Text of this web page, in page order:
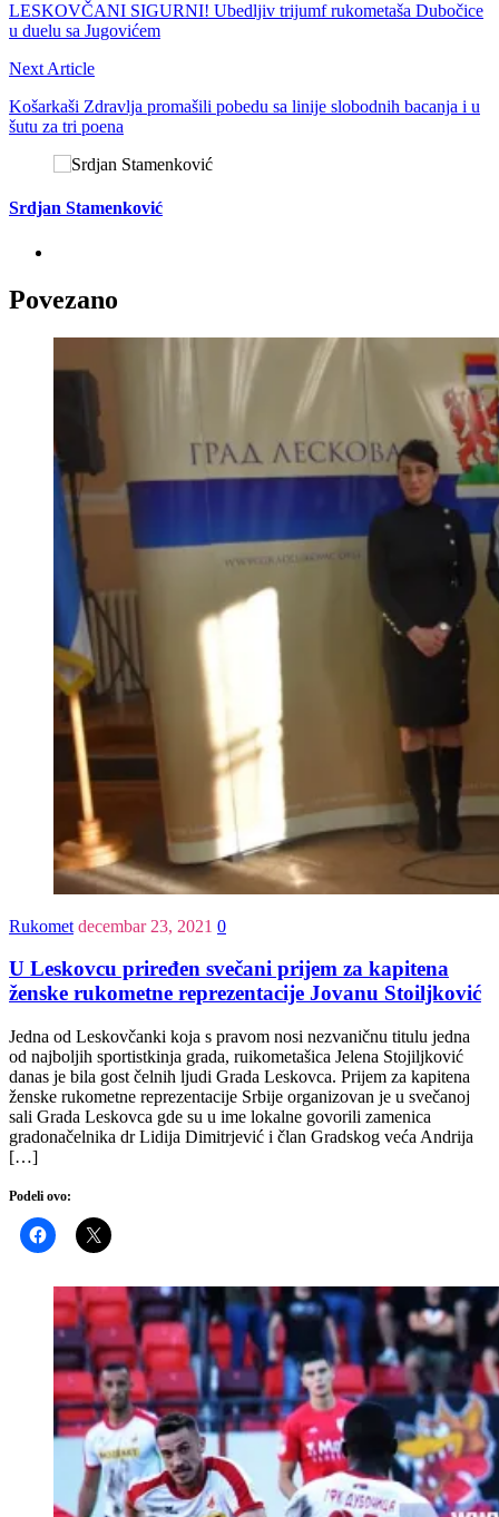
LESKOVČANI SIGURNI! Ubedljiv trijumf rukometaša Dubočice
u duelu sa Jugovićem
Next Article
Košarkaši Zdravlja promašili pobedu sa linije slobodnih bacanja i u
šutu za tri poena
Srdjan Stamenković
Povezano
Rukomet decembar 23, 2021 0
U Leskovcu priređen svečani prijem za kapitena
ženske rukometne reprezentacije Jovanu Stoiljković
Jedna od Leskovčanki koja s pravom nosi nezvaničnu titulu jedna
od najboljih sportistkinja grada, ruikometašica Jelena Stojiljković
danas je bila gost čelnih ljudi Grada Leskovca. Prijem za kapitena
ženske rukometne reprezentacije Srbije organizovan je u svečanoj
sali Grada Leskovca gde su u ime lokalne govorili zamenica
gradonačelnika dr Lidija Dimitrjević i član Gradskog veća Andrija
[…]
Podeli ovo: